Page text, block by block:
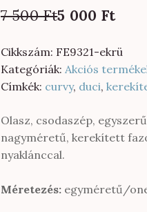
7 500Ft
Original
was:
7
500 Ft.
5 000 Ft
Current
is:
5
000 Ft.
Cikkszám: FE9321-ekrü
Kategóriák: Akciós
Címkék: curvy, duci,
Olasz, csodaszép,
nagyméretű, kerekített
nyaklánccal.
Méretezés: egyméretű/